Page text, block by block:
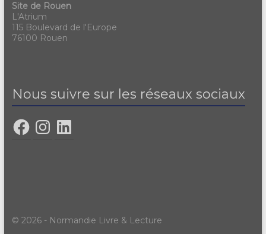
Site de Rouen
L'Atrium
115 Boulevard de l'Europe
76100 Rouen
Nous suivre sur les réseaux sociaux
© 2026 - Normandie Livre & Lecture